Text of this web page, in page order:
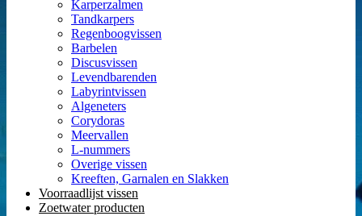
Karperzalmen
Tandkarpers
Regenboogvissen
Barbelen
Discusvissen
Levendbarenden
Labyrintvissen
Algeneters
Corydoras
Meervallen
L-nummers
Overige vissen
Kreeften, Garnalen en Slakken
Voorraadlijst vissen
Zoetwater producten